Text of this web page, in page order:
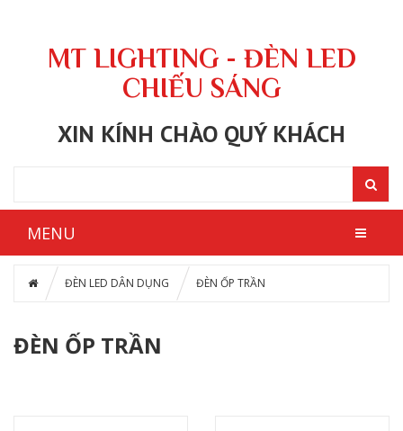
MT LIGHTING - ĐÈN LED
CHIẾU SÁNG
XIN KÍNH CHÀO QUÝ KHÁCH
MENU
ĐÈN LED DÂN DỤNG ĐÈN ỐP TRẦN
ĐÈN ỐP TRẦN